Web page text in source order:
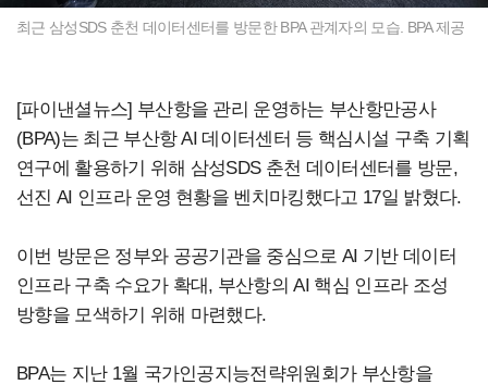
최근 삼성SDS 춘천 데이터센터를 방문한 BPA 관계자의 모습. BPA 제공
[파이낸셜뉴스] 부산항을 관리 운영하는 부산항만공사
(BPA)는 최근 부산항 AI 데이터센터 등 핵심시설 구축 기획
연구에 활용하기 위해 삼성SDS 춘천 데이터센터를 방문,
선진 AI 인프라 운영 현황을 벤치마킹했다고 17일 밝혔다.
이번 방문은 정부와 공공기관을 중심으로 AI 기반 데이터
인프라 구축 수요가 확대, 부산항의 AI 핵심 인프라 조성
방향을 모색하기 위해 마련했다.
BPA는 지난 1월 국가인공지능전략위원회가 부산항을